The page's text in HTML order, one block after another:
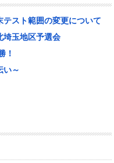
スト範囲の変更について
玉地区予選会
！
い～